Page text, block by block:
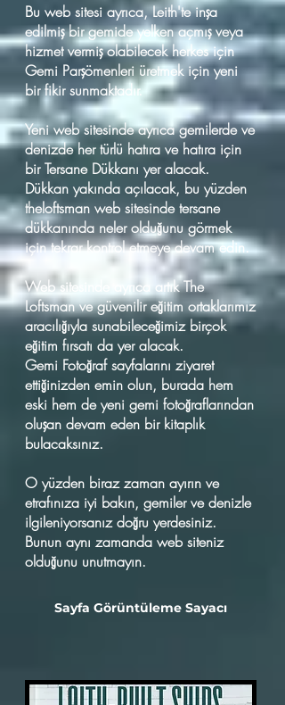
Bu web sitesi ayrıca, Leith'te inşa
edilmiş bir gemide yelken açmış veya
hizmet vermiş olabilecek herkes için
Gemi Parşömenleri üretmek için yeni
bir fikir sunmaktadır.
Yeni web sitesinde ayrıca gemilerde ve
denizde her türlü hatıra ve hatıra için
bir Tersane Dükkanı yer alacak.
Dükkan yakında açılacak, bu yüzden
theloftsman web sitesinde tersane
dükkanında neler olduğunu görmek
için tekrar kontrol etmeye devam edin.
Web sitesinde ayrıca artık The
Loftsman ve güvenilir eğitim ortaklarımız
aracılığıyla sunabileceğimiz birçok
eğitim fırsatı da yer alacak.
Gemi Fotoğraf sayfalarını ziyaret
ettiğinizden emin olun, burada hem
eski hem de yeni gemi fotoğraflarından
oluşan devam eden bir kitaplık
bulacaksınız.
O yüzden biraz zaman ayırın ve
etrafınıza iyi bakın, gemiler ve denizle
ilgileniyorsanız doğru yerdesiniz.
Bunun aynı zamanda web siteniz
olduğunu unutmayın.
Sayfa Görüntüleme Sayacı